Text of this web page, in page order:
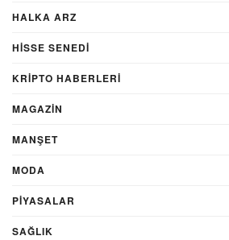
HALKA ARZ
HİSSE SENEDİ
KRIPTO HABERLERI
MAGAZİN
MANŞET
MODA
PİYASALAR
SAĞLIK